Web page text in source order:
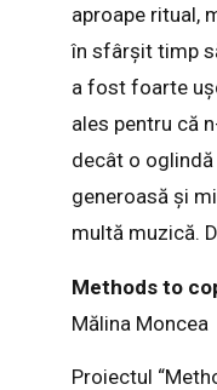
aproape ritual,
în sfârșit timp
a fost foarte
ales pentru că
decât o
generoasă și
multă muzică.
Methods to
Mălina Moncea
Proiectul